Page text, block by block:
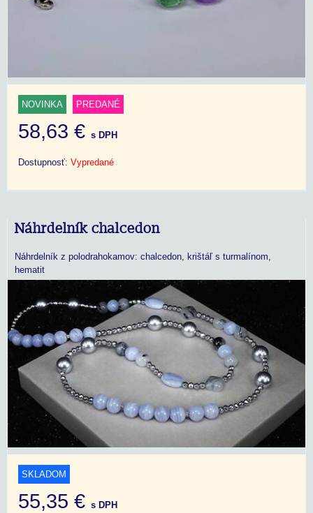
NOVINKA PREDANÉ
58,63 € s DPH
Dostupnosť: Vypredané
Náhrdelník chalcedon
Náhrdelník z polodrahokamov: chalcedon, krištáľ s turmalínom,
hematit
SKLADOM
55,35 € s DPH